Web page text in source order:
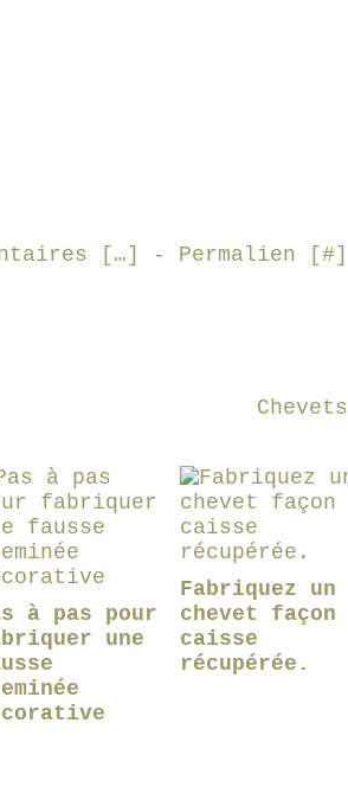
[… ] - Permalien [#]
Chevets
à pas pour
une
Fabriquez un
chevet façon
caisse
récupérée.